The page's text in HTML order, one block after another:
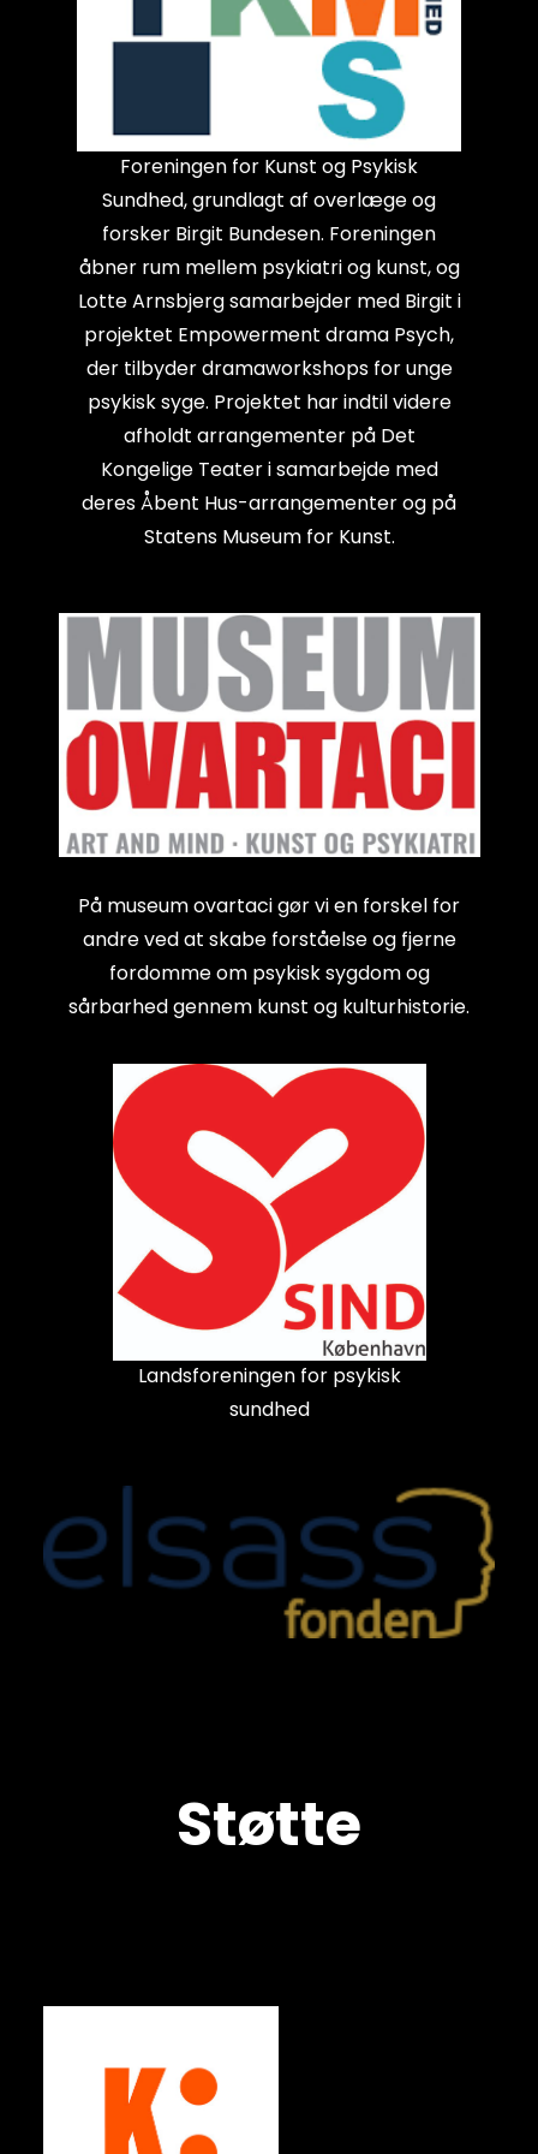
Foreningen for Kunst og Psykisk
Sundhed, grundlagt af overlæge og
forsker Birgit Bundesen. Foreningen
åbner rum mellem psykiatri og kunst, og
Lotte Arnsbjerg samarbejder med Birgit i
projektet Empowerment drama Psych,
der tilbyder dramaworkshops for unge
psykisk syge. Projektet har indtil videre
afholdt arrangementer på Det
Kongelige Teater i samarbejde med
deres Åbent Hus-arrangementer og på
Statens Museum for Kunst.
På museum ovartaci gør vi en forskel for
andre ved at skabe forståelse og fjerne
fordomme om psykisk sygdom og
sårbarhed gennem kunst og kulturhistorie.
Landsforeningen for psykisk
sundhed
Støtte